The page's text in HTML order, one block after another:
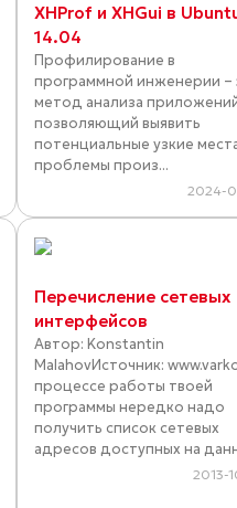
XHProf и XHGui в
14.04
Профилирование в
программной инженерии –
метод анализа
позволяющий выявить
потенциальные узкие
проблемы произ...
2024-
Перечисление сетевых
интерфейсов
Автор: Konstantin
MalahovИсточник:
процессе работы твоей
программы нередко надо
получить список сетевых
адресов доступных на
2013-